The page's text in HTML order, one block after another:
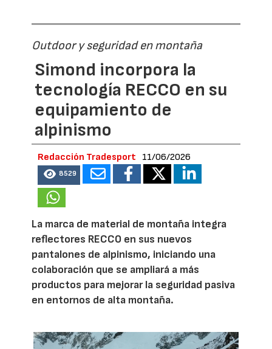
Outdoor y seguridad en montaña
Simond incorpora la
tecnología RECCO en su
equipamiento de
alpinismo
Redacción Tradesport 11/06/2026
8529
La marca de material de montaña integra
reflectores RECCO en sus nuevos
pantalones de alpinismo, iniciando una
colaboración que se ampliará a más
productos para mejorar la seguridad pasiva
en entornos de alta montaña.